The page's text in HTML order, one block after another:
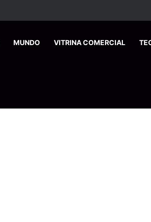
MUNDO VITRINA COMERCIAL